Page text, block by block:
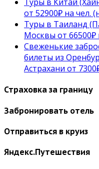
от 52900₽ на чел.
Туры в Таиланд
Москвы от 66500₽
Свеженькие
билеты из
Астрахани от
Страховка за границу
Забронировать отель
Отправиться в круиз
Яндекс.Путешествия